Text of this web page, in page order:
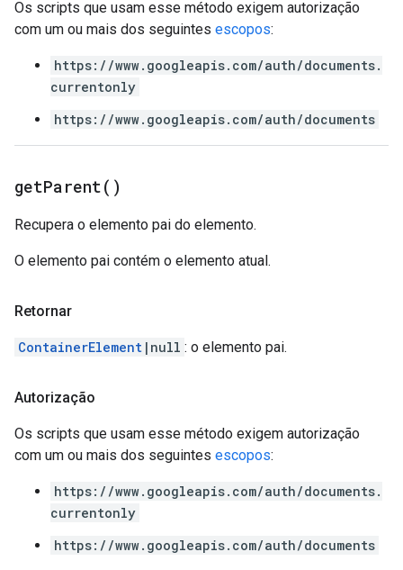
Os scripts que usam esse método exigem autorização
com um ou mais dos seguintes escopos:
https://www.googleapis.com/auth/documents.
currentonly
https://www.googleapis.com/auth/documents
getParent( )
Recupera o elemento pai do elemento.
O elemento pai contém o elemento atual.
Retornar
ContainerElement |null : o elemento pai.
Autorização
Os scripts que usam esse método exigem autorização
com um ou mais dos seguintes escopos:
https://www.googleapis.com/auth/documents.
currentonly
https://www.googleapis.com/auth/documents